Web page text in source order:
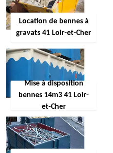
Location de bennes à
gravats 41 Loir-et-Cher
Mise à disposition
bennes 14m3 41 Loir-
et-Cher